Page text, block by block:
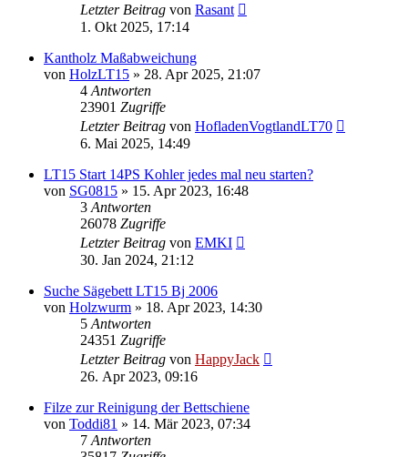
Letzter Beitrag von Rasant
1. Okt 2025, 17:14
Kantholz Maßabweichung
von HolzLT15 » 28. Apr 2025, 21:07
4 Antworten
23901 Zugriffe
Letzter Beitrag von HofladenVogtlandLT70
6. Mai 2025, 14:49
LT15 Start 14PS Kohler jedes mal neu starten?
von SG0815 » 15. Apr 2023, 16:48
3 Antworten
26078 Zugriffe
Letzter Beitrag von EMKI
30. Jan 2024, 21:12
Suche Sägebett LT15 Bj 2006
von Holzwurm » 18. Apr 2023, 14:30
5 Antworten
24351 Zugriffe
Letzter Beitrag von HappyJack
26. Apr 2023, 09:16
Filze zur Reinigung der Bettschiene
von Toddi81 » 14. Mär 2023, 07:34
7 Antworten